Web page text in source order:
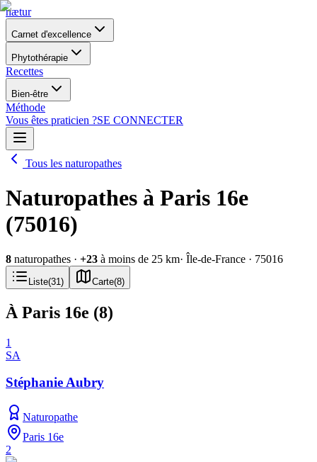
nætur
Carnet d'excellence
Phytothérapie
Recettes
Bien-être
Méthode
Vous êtes praticien ?SE CONNECTER
Tous les naturopathes
Naturopathes à Paris 16e
(75016)
8 naturopathes · +23 à moins de 25 km· Île-de-France · 75016
Liste(31 ) Carte(8)
À Paris 16e (8)
1
SA
Stéphanie Aubry
Naturopathe
Paris 16e
2